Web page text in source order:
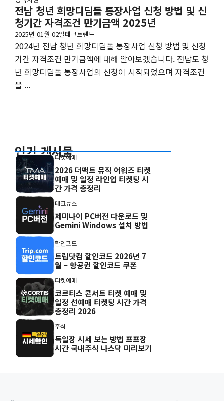
전남 청년 희망디딤돌 통장사업 신청 방법 및 신
청기간 자격조건 만기금액 2025년
2025년 01월 02일테크트렌드
2024년 전남 청년 희망디딤돌 통장사업 신청 방법 및 신청
기간 자격조건 만기금액에 대해 알아보겠습니다. 전남도 청
년 희망디딤돌 통장사업의 신청이 시작되었으며 자격조건
을 ...
인기 게시물
티켓예매
2026 더팩트 뮤직 어워즈 티켓
예매 및 일정 라인업 티켓팅 시
간 가격 총정리
테크뉴스
제미나이 PC버전 다운로드 및
Gemini Windows 설치 방법
할인코드
트립닷컴 할인코드 2026년 7
월 – 항공권 할인코드 쿠폰
티켓예매
코르티스 콘서트 티켓 예매 및
일정 선예매 티켓팅 시간 가격
총정리 2026
주식
독일장 시세 보는 방법 프프장
시간 국내주식 나스닥 미리보기